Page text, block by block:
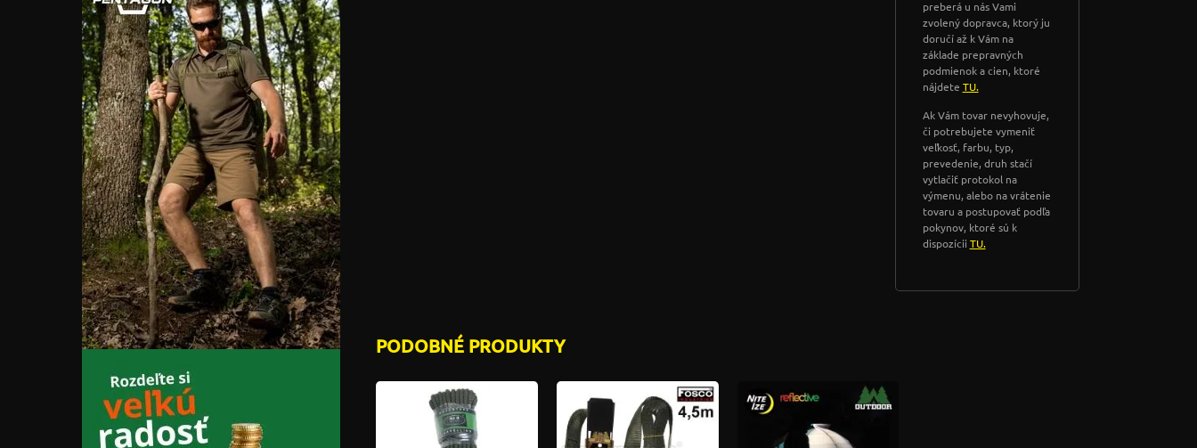
preberá u nás Vami
zvolený dopravca, ktorý ju
doručí až k Vám na
základe prepravných
podmienok a cien, ktoré
nájdete TU.
Ak Vám tovar nevyhovuje,
či potrebujete vymeniť
veľkosť, farbu, typ,
prevedenie, druh stačí
vytlačiť protokol na
výmenu, alebo na vrátenie
tovaru a postupovať podľa
pokynov, ktoré sú k
dispozícii TU.
PODOBNÉ PRODUKTY